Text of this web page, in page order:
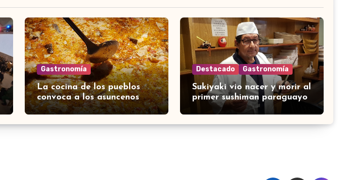
Gastronomía
La cocina de los pueblos
convoca a los asuncenos
Destacado Gastronomía
Sukiyaki vio nacer y morir al
primer sushiman paraguayo